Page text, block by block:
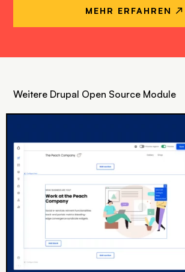
MEHR ERFAHREN ↗
Weitere Drupal Open Source Module